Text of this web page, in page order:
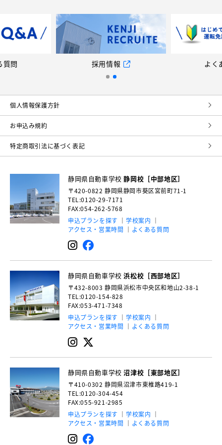
質問 採用情報 よく
個⼈情報保護⽅針
お申込み規約
特定商取引法に基づく表記
静岡県自動車学校静岡校［中部地区］
〒420-0822 静岡県静岡市葵区宮前町71-1
TEL:0120-29-7171
FAX:054-262-5768
申込プランを探す
学校案内
アクセス・営業時間
よくある質問
静岡県自動車学校浜松校［西部地区］
〒432-8003 静岡県浜松市中央区和地山2-38-1
TEL:0120-154-828
FAX:053-471-7348
申込プランを探す
学校案内
アクセス・営業時間
よくある質問
静岡県自動車学校沼津校［東部地区］
〒410-0302 静岡県沼津市東椎路419-1
TEL:0120-304-454
FAX:055-921-2985
申込プランを探す
学校案内
アクセス・営業時間
よくある質問